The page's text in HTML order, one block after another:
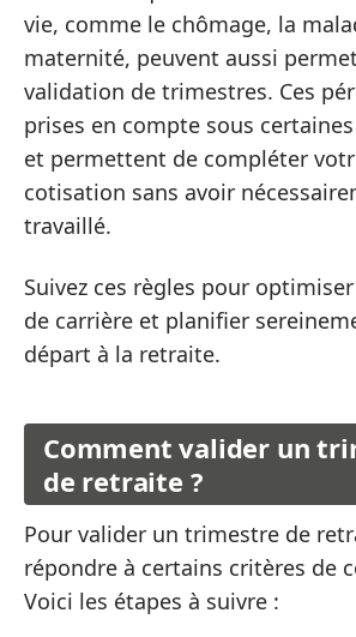
vie, comme le chômage, la
maternité, peuvent aussi
validation de trimestres. Ces
prises en compte sous
et permettent de compléter
cotisation sans avoir
travaillé.
Suivez ces règles pour
de carrière et planifier
départ à la retraite.
Comment valider un
de retraite ?
Pour valider un trimestre de
répondre à certains critères de
Voici les étapes à suivre :